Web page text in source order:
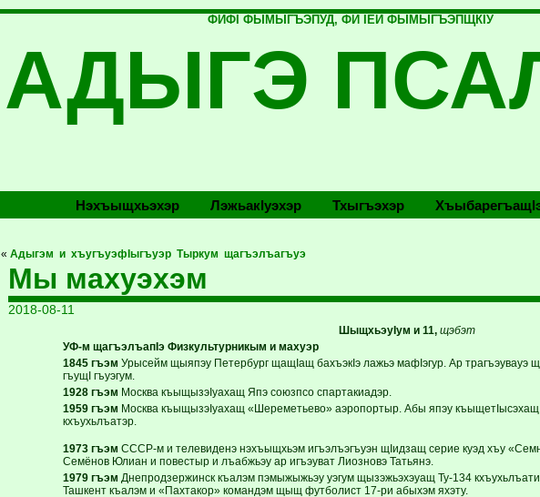
ФИФI ФЫМЫГЪЭПУД, ФИ IЕЙ ФЫМЫГЪЭПЩКIУ
АДЫГЭ
Нэхъыщхьэхэр Лэжьакlуэхэр Тхыгъэхэр
« Адыгэм и хъугъуэфIыгъуэр Тыркум щагъэлъагъуэ
Мы махуэхэм
2018-08-11
ШыщхьэуIум и 11, щэбэт
УФ-м щагъэлъапIэ Физкультурникым и махуэр
1845 гъэм Урысейм щыяпэу Петербург щащIащ бахъэкIэ лажьэ мафIэгур. Ар трагъэувауэ
гъущI гъуэгум.
1928 гъэм Москва къыщызэIуахащ Япэ союзпсо спартакиадэр.
1959 гъэм Москва къыщызэIуахащ «Шереметьево» аэропортыр. Абы япэу къыщетIысэхащ
кхъухьлъатэр.
1973 гъэм СССР-м и телевиденэ нэхъыщхьэм игъэлъэгъуэн щIидзащ серие куэд хъу
Семёнов Юлиан и повестыр и лъабжьэу ар игъэуват Лиозновэ Татьянэ.
1979 гъэм Днепродзержинск къалэм пэмыжыжьэу уэгум щызэжьэхэуащ Ту-134
Ташкент къалэм и «Пахтакор» командэм щыщ футболист 17-ри абыхэм яхэту.